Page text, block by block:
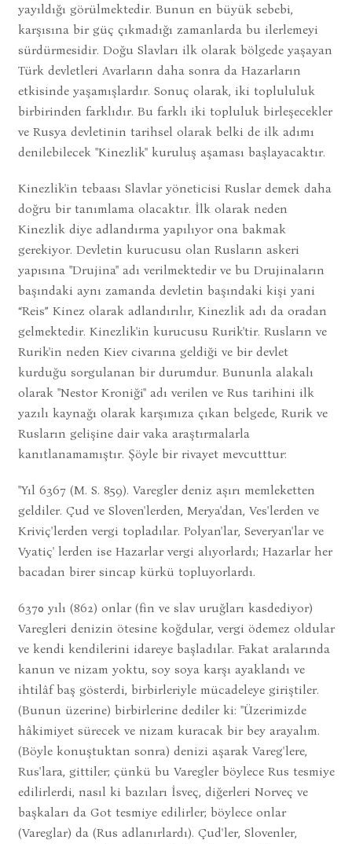
yayıldığı görülmektedir. Bunun en büyük sebebi,
karşısına bir güç çıkmadığı zamanlarda bu ilerlemeyi
sürdürmesidir. Doğu Slavları ilk olarak bölgede yaşayan
Türk devletleri Avarların daha sonra da Hazarların
etkisinde yaşamışlardır. Sonuç olarak, iki toplululuk
birbirinden farklıdır. Bu farklı iki topluluk birleşecekler
ve Rusya devletinin tarihsel olarak belki de ilk adımı
denilebilecek "Kinezlik" kuruluş aşaması başlayacaktır.
Kinezlik'in tebaası Slavlar yöneticisi Ruslar demek daha
doğru bir tanımlama olacaktır. İlk olarak neden
Kinezlik diye adlandırma yapılıyor ona bakmak
gerekiyor. Devletin kurucusu olan Rusların askeri
yapısına "Drujina" adı verilmektedir ve bu Drujinaların
başındaki aynı zamanda devletin başındaki kişi yani
“Reis” Kinez olarak adlandırılır, Kinezlik adı da oradan
gelmektedir. Kinezlik'in kurucusu Rurik'tir. Rusların ve
Rurik'in neden Kiev civarına geldiği ve bir devlet
kurduğu sorgulanan bir durumdur. Bununla alakalı
olarak "Nestor Kroniği" adı verilen ve Rus tarihini ilk
yazılı kaynağı olarak karşımıza çıkan belgede, Rurik ve
Rusların gelişine dair vaka araştırmalarla
kanıtlanamamıştır. Şöyle bir rivayet mevcutttur:
"Yıl 6367 (M. S. 859). Varegler deniz aşırı memleketten
geldiler. Çud ve Sloven'lerden, Merya'dan, Ves'lerden ve
Kriviç'lerden vergi topladılar. Polyan'lar, Severyan'lar ve
Vyatiç' lerden ise Hazarlar vergi alıyorlardı; Hazarlar her
bacadan birer sincap kürkü topluyorlardı.
6370 yılı (862) onlar (fin ve slav uruğları kasdediyor)
Varegleri denizin ötesine koğdular, vergi ödemez oldular
ve kendi kendilerini idareye başladılar. Fakat aralarında
kanun ve nizam yoktu, soy soya karşı ayaklandı ve
ihtilâf baş gösterdi, birbirleriyle mücadeleye giriştiler.
(Bunun üzerine) birbirlerine dediler ki: "Üzerimizde
hâkimiyet sürecek ve nizam kuracak bir bey arayalım.
(Böyle konuştuktan sonra) denizi aşarak Vareg'lere,
Rus'lara, gittiler; çünkü bu Varegler böylece Rus tesmiye
edilirlerdi, nasıl ki bazıları İsveç, diğerleri Norveç ve
başkaları da Got tesmiye edilirler; böylece onlar
(Vareglar) da (Rus adlanırlardı). Çud'ler, Slovenler,